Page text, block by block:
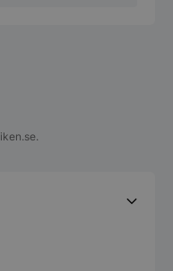
.